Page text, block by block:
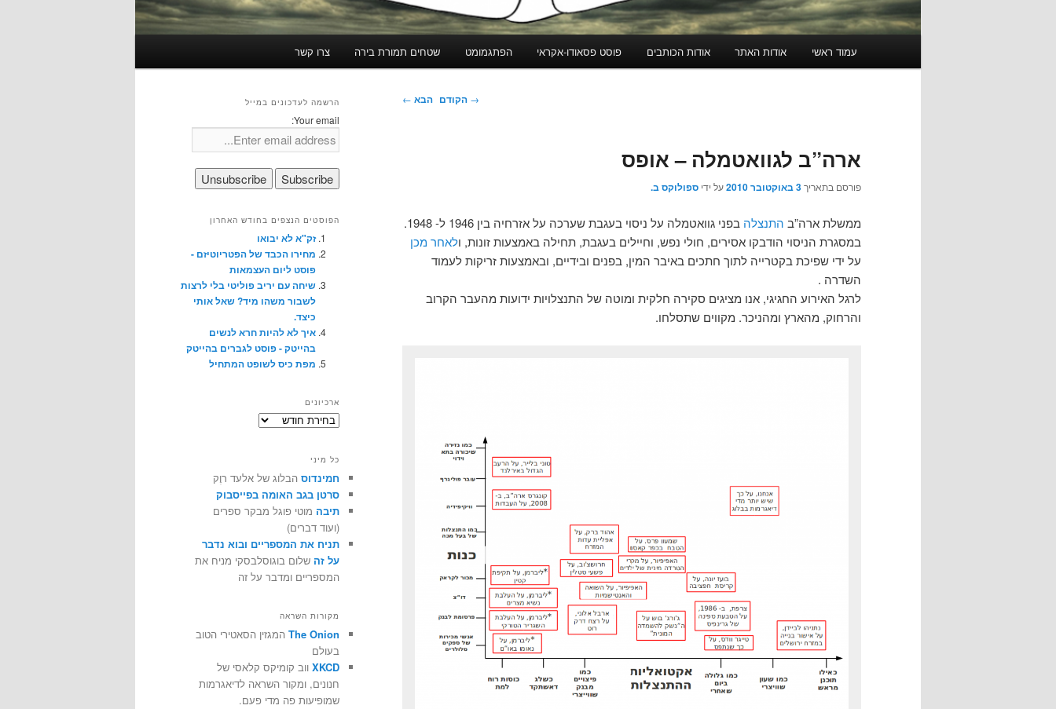
עמוד ראשי אודות האתר אודות הכותבים פוסט פסאודו-אקראי הפתגמומט שטחים תמורת בירה צרו קשר
ניווט
→ הקודם הבא ←
ארה”ב לגוואטמלה – אופס
פורסם בתאריך3 באוקטובר 2010 על ידי ספולוקס ב.
ממשלת ארה”ב התנצלה בפני גוואטמלה על ניסוי בעגבת שערכה על אזרחיה בין 1946 ל- 1948.
במסגרת הניסוי הודבקו אסירים, חולי נפש, וחיילים בעגבת, תחילה באמצעות זונות, ולאחר מכן
על ידי שפיכת בקטרייה לתוך חתכים באיבר המין, בפנים ובידיים, ובאמצעות זריקות לעמוד
השדרה .
לרגל האירוע החגיגי, אנו מציגים סקירה חלקית ומוטה של התנצלויות ידועות מהעבר הקרוב
והרחוק, מהארץ ומהניכר. מקווים שתסלחו.
הרשמה לעדכונים במייל
Your email:
הפוסטים הנצפים בחודש האחרון
זק"א לא יבואו
מחירו הכבד של הפטריוטיזם -
פוסט ליום העצמאות
שיחה עם יריב פוליטי בלי לרצות
לשבור משהו מיד? שאל אותי
כיצד.
איך לא להיות חרא לנשים
בהייטק - פוסט לגברים בהייטק
מפת כיס לשופט המתחיל
ארכיונים
ארכיונים
כל מיני
חמינדוס הבלוג של אלעד רוֶק
סרטן בגב האומה בפייסבוק
תיבה מוטי פוגל מבקר ספרים
(ועוד דברים)
תניח את המספריים ובוא נדבר
על זה שלום בוגוסלבסקי מניח את
המספריים ומדבר על זה
מקורות השראה
The Onion המגזין הסאטירי הטוב
בעולם
XKCD ווב קומיקס קלאסי של
חנונים, ומקור השראה לדיאגרמות
שמופיעות פה מדי פעם.